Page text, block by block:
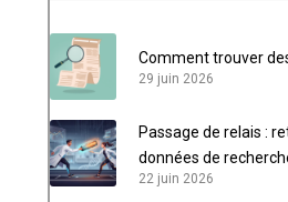
Comment trouver
29 juin 2026
Passage de relais :
données de
22 juin 2026